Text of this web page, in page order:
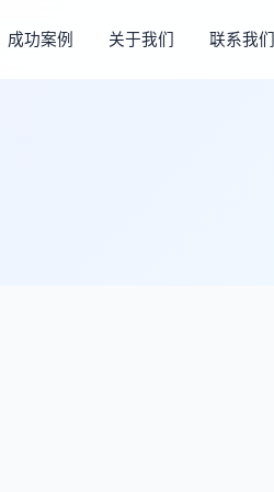
成功案例 关于我们 联系我们